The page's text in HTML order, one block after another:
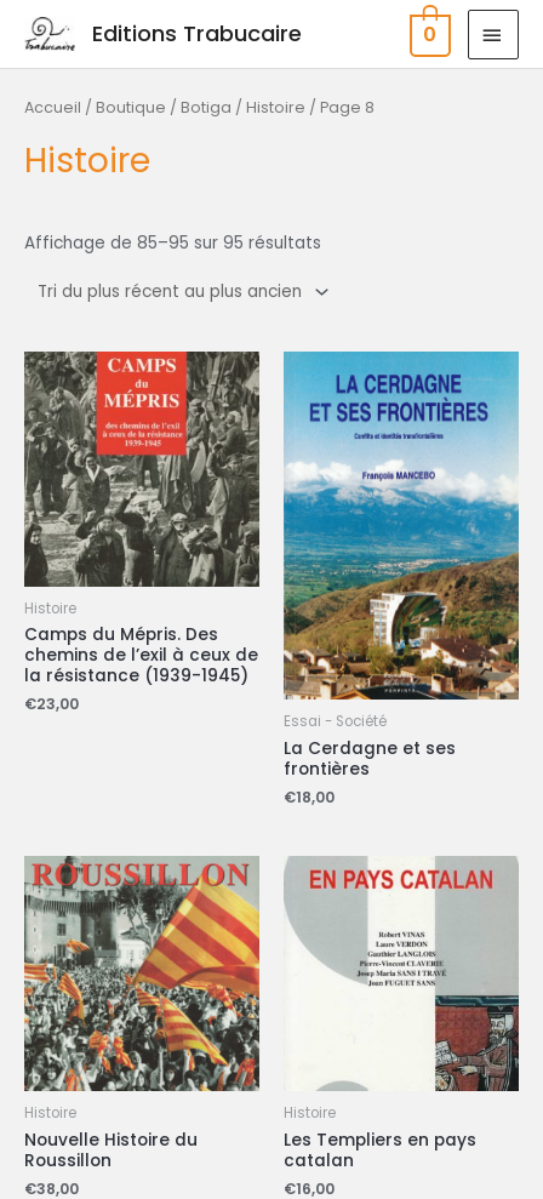
contenu
Editions Trabucaire 0
Accueil / Boutique / Botiga / Histoire / Page 8
Histoire
Affichage de 85–95 sur 95 résultats
Trié
plus
récent
Histoire
Camps du Mépris. Des
chemins de l’exil à ceux de
la résistance (1939-1945)
€23,00
Essai - Société
La Cerdagne et ses
frontières
€18,00
Histoire
Nouvelle Histoire du
Roussillon
€38,00
Histoire
Les Templiers en pays
catalan
€16,00